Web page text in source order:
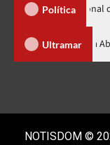
Política
Nacional de
Ultramar
Presidente de
NOTISDOM ©